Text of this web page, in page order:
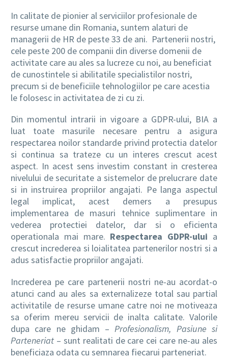
In calitate de pionier al serviciilor profesionale de
resurse umane din Romania, suntem alaturi de
managerii de HR de peste 33 de ani. Partenerii nostri,
cele peste 200 de companii din diverse domenii de
activitate care au ales sa lucreze cu noi, au beneficiat
de cunostintele si abilitatile specialistilor nostri,
precum si de beneficiile tehnologiilor pe care acestia
le folosesc in activitatea de zi cu zi.
Din momentul intrarii in vigoare a GDPR-ului, BIA a
luat toate masurile necesare pentru a asigura
respectarea noilor standarde privind protectia datelor
si continua sa trateze cu un interes crescut acest
aspect. In acest sens investim constant in cresterea
nivelului de securitate a sistemelor de prelucrare date
si in instruirea propriilor angajati. Pe langa aspectul
legal implicat, acest demers a presupus
implementarea de masuri tehnice suplimentare in
vederea protectiei datelor, dar si o eficienta
operationala mai mare. Respectarea GDPR-ului a
crescut increderea si loialitatea partenerilor nostri si a
adus satisfactie propriilor angajati.
Increderea pe care partenerii nostri ne-au acordat-o
atunci cand au ales sa externalizeze total sau partial
activitatile de resurse umane catre noi ne motiveaza
sa oferim mereu servicii de inalta calitate. Valorile
dupa care ne ghidam –Profesionalism, Pasiune si
Parteneriat – sunt realitati de care cei care ne-au ales
beneficiaza odata cu semnarea fiecarui parteneriat.